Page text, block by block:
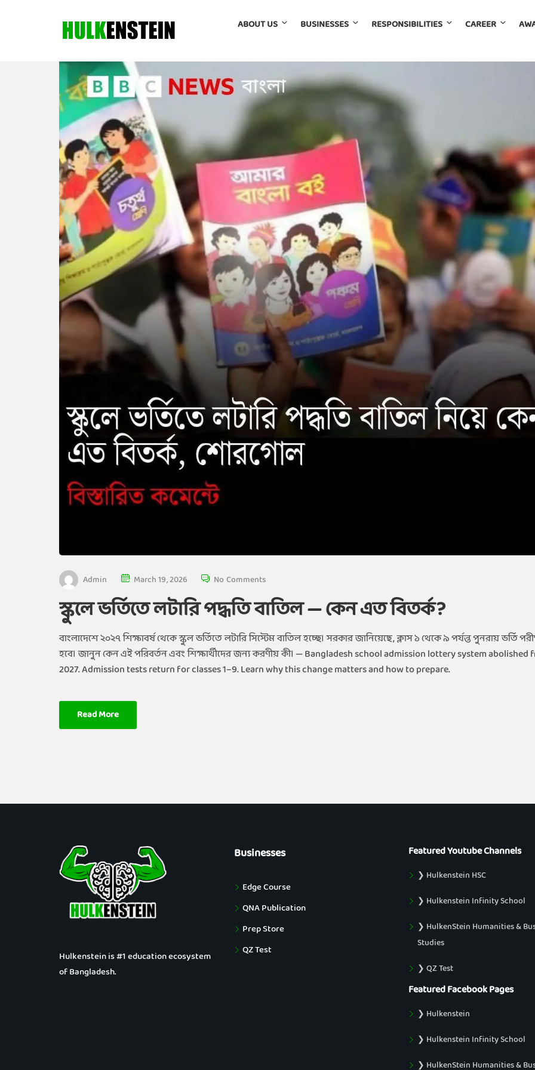
ABOUT US BUSINESSES RESPONSIBILITIES CAREER
Admin March 19, 2026 No Comments
স্কুলে ভর্তিতে লটারি পদ্ধতি বাতিল — কেন এত বিতর্ক?
বাংলাদেশে ২০২৭ শিক্ষাবর্ষ থেকে স্কুল ভর্তিতে লটারি সিস্টেম বাতিল হচ্ছে। সরকার জানিয়েছে, ক্লাস ১ থেকে ৯ পর্যন্ত পুনরায় ভর্তি
হবে। জানুন কেন এই পরিবর্তন এবং শিক্ষার্থীদের জন্য করণীয় কী। — Bangladesh school admission lottery system abolished
2027. Admission tests return for classes 1–9. Learn why this change matters and how to prepare.
Read More
Hulkenstein is #1 education ecosystem
of Bangladesh.
Businesses
Edge Course
QNA Publication
Prep Store
QZ Test
Featured Youtube Channels
❯ Hulkenstein HSC
❯ Hulkenstein Infinity School
❯ HulkenStein Humanities &
Studies
❯ QZ Test
Featured Facebook Pages
❯ Hulkenstein
❯ Hulkenstein Infinity School
❯ HulkenStein Humanities &